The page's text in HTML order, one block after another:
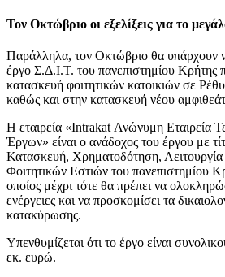
Τον Οκτώβριο οι εξελίξεις για το
Παράλληλα, τον Οκτώβριο θα υπάρχουν
έργο Σ.Δ.Ι.Τ. του πανεπιστημίου Κρήτης
κατασκευή φοιτητικών κατοικιών σε
καθώς και στην κατασκευή νέου
Η εταιρεία «Intrakat Ανώνυμη Εταιρεία
Έργων» είναι ο ανάδοχος του έργου με
Κατασκευή, Χρηματοδότηση, Λειτουργία
Φοιτητικών Εστιών του πανεπιστημίου
οποίος μέχρι τότε θα πρέπει να
ενέργειες και να προσκομίσει τα
κατακύρωσης.
Υπενθυμίζεται ότι το έργο είναι
εκ. ευρώ.